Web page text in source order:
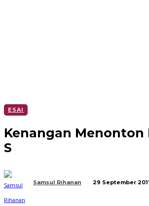
ESAI
Kenangan Menonton
S
Samsul Rihanan 29 September